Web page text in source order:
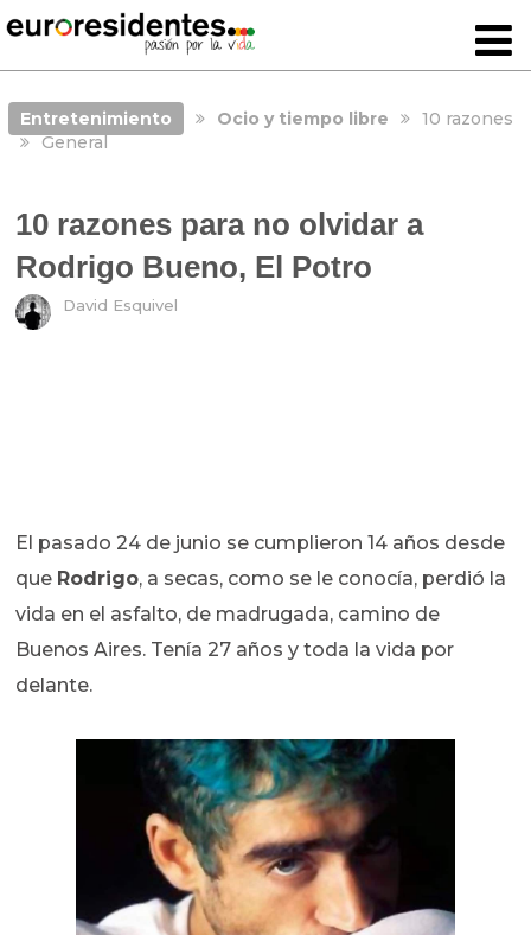
Entretenimiento Ocio y tiempo libre
10 razones
General
10 razones para no olvidar a
Rodrigo Bueno, El Potro
David Esquivel
El pasado 24 de junio se cumplieron 14 años desde
que Rodrigo, a secas, como se le conocía, perdió la
vida en el asfalto, de madrugada, camino de
Buenos Aires. Tenía 27 años y toda la vida por
delante.